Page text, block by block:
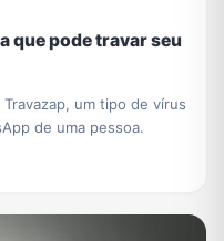
que pode travar seu
um tipo de vírus
de uma pessoa.